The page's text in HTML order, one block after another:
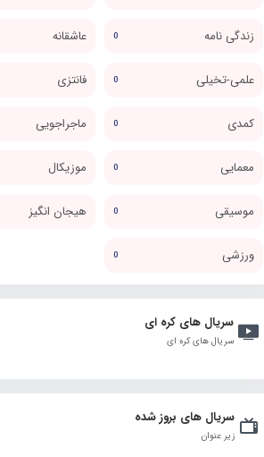
زندگی نامه 0 عاشقانه
علمی-تخیلی 0 فانتزی
کمدی 0 ماجراجویی
معمایی 0 موزیکال
موسیقی 0 هیجان انگیز
ورزشی 0
سریال های کره ای
سریال های کره ای
سریال های بروز شده
زیر عنوان